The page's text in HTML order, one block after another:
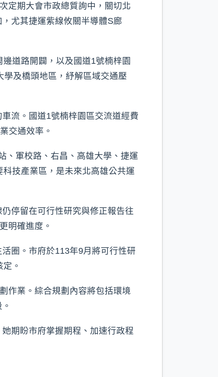
定期大會市政總質詢中，關切北
尤其捷運紫線攸關半導體S廊
道路開闢，以及國道1號楠梓園
及橋頭地區，紓解區域交通壓
流。國道1號楠梓園區交流道經費
交通效率。
、軍校路、右昌、高雄大學、捷運
技產業區，是未來北高雄公共運
停留在可行性研究與修正報告往
明確進度。
圈。市府於113年9月將可行性研
。
作業。綜合規劃內容將包括環境
期盼市府掌握期程、加速行政程